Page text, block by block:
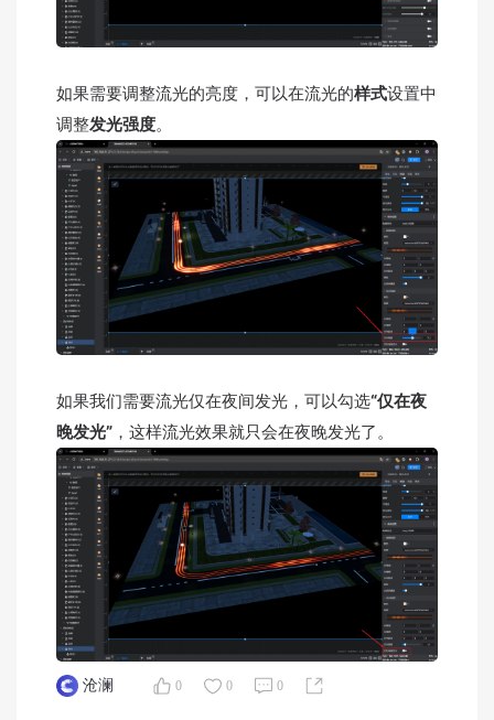
如果需要调整流光的亮度，可以在流光的样式设置中
调整发光强度。
如果我们需要流光仅在夜间发光，可以勾选“仅在夜
晚发光” ，这样流光效果就只会在夜晚发光了。
沧澜 0 0 0